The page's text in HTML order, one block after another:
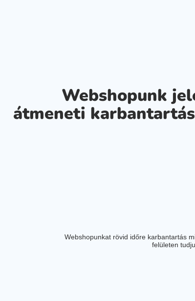
Webshopunk
átmeneti
Webshopunkat rövid időre karbantartás
felületen